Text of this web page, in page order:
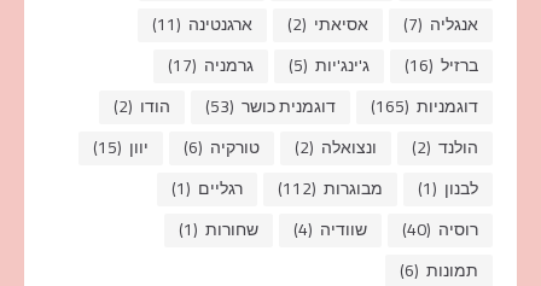
אנגליה (7) אסיאתי (2) ארגנטינה (11)
ברזיל (16) ג'ינג'יות (5) גרמניה (17)
דוגמניות (165) דוגמנית כושר (53) הודו (2)
הולנד (2) ונצואלה (2) טורקיה (6) יוון (15)
לבנון (1) מבוגרות (112) רגליים (1)
רוסיה (40) שוודיה (4) שחורות (1)
תמונות (6)